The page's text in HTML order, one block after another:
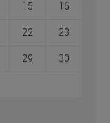
15 16
22 23
29 30